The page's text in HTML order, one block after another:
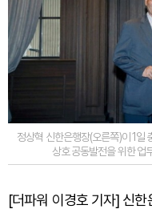
정상혁 신한은행장(오른쪽)이 1일
상호 공동발전을 위한 업
[더파워 이경호 기자] 신